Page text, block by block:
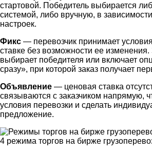
стартовой. Победитель выбирается
системой, либо вручную, в
настроек.
Фикс — перевозчик принимает
ставке без возможности ее изменения.
выбирает победителя или включает
сразу», при которой заказ получает
Объявление — ценовая ставка
связываются с заказчиком напрямую,
условия перевозки и сделать
предложение.
4 режима торгов на бирже